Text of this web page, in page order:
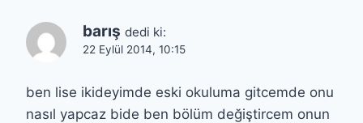
barış dedi ki:
22 Eylül 2014, 10:15
ben lise ikideyimde eski okuluma gitcemde onu
nasıl yapcaz bide ben bölüm değiştircem onun